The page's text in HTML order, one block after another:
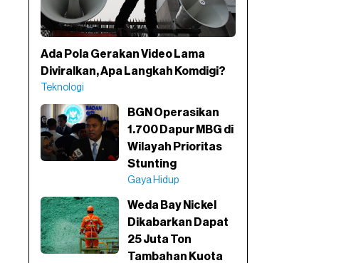
Ada Pola Gerakan Video Lama
Diviralkan, Apa Langkah Komdigi?
Teknologi
BGN Operasikan
1.700 Dapur MBG di
Wilayah Prioritas
Stunting
Gaya Hidup
Weda Bay Nickel
Dikabarkan Dapat
25 Juta Ton
Tambahan Kuota